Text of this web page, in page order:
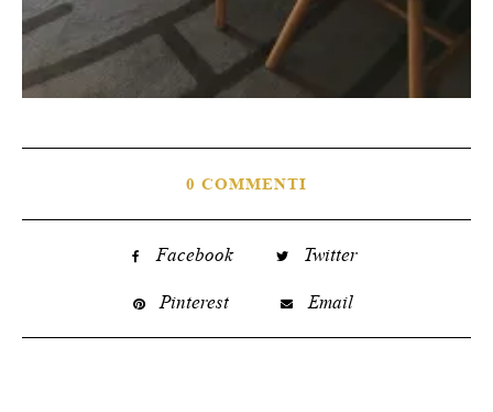
0 COMMENTI
Facebook
Twitter
Pinterest
Email